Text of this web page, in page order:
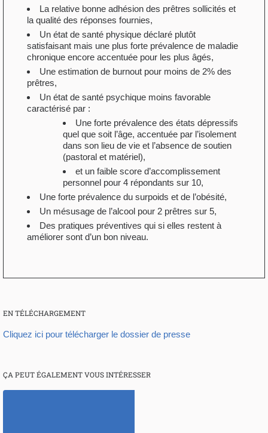
La relative bonne adhésion des prêtres sollicités et
la qualité des réponses fournies,
Un état de santé physique déclaré plutôt
satisfaisant mais une plus forte prévalence de maladie
chronique encore accentuée pour les plus âgés,
Une estimation de burnout pour moins de 2% des
prêtres,
Un état de santé psychique moins favorable
caractérisé par :
Une forte prévalence des états dépressifs
quel que soit l’âge, accentuée par l’isolement
dans son lieu de vie et l’absence de soutien
(pastoral et matériel),
et un faible score d’accomplissement
personnel pour 4 répondants sur 10,
Une forte prévalence du surpoids et de l’obésité,
Un mésusage de l’alcool pour 2 prêtres sur 5,
Des pratiques préventives qui si elles restent à
améliorer sont d’un bon niveau.
EN TÉLÉCHARGEMENT
Cliquez ici pour télécharger le dossier de presse
ÇA PEUT ÉGALEMENT VOUS INTÉRESSER